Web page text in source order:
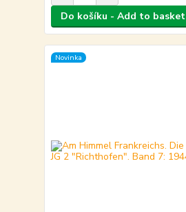
Do košíku - Add to basket
Novinka